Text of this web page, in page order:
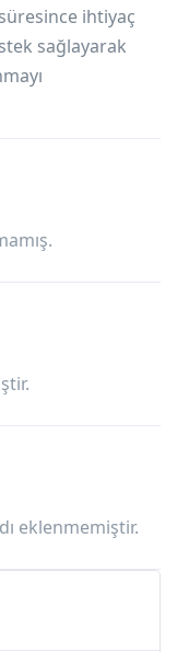
ihtiyaç
sağlayarak
eklenmemiştir.